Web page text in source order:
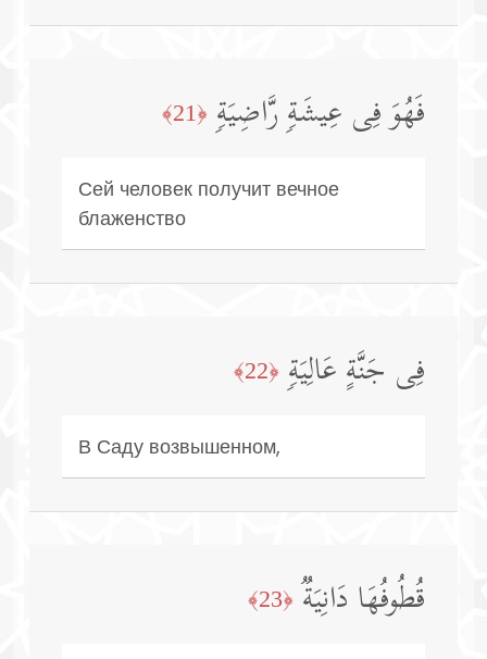
فَهُوَ فِی عِیشَةࣲ رَّاضِیَةࣲ ﴿21﴾
Сей человек получит вечное
блаженство
فِی جَنَّةٍ عَالِیَةࣲ ﴿22﴾
В Саду возвышенном,
قُطُوفُهَا دَانِیَةࣱ ﴿23﴾